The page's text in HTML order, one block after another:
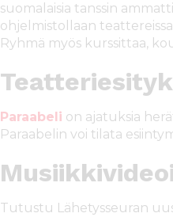
suomalaisia tanssin
ohjelmistollaan
Ryhmä myös kurssittaa,
Paraabeli on ajatuksia
Paraabelin voi tilata
Tutustu Lähetysseuran